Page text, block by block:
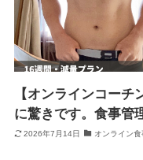
【オンラインコー
に驚きです。食事管
2026年7月14日 オンライン食